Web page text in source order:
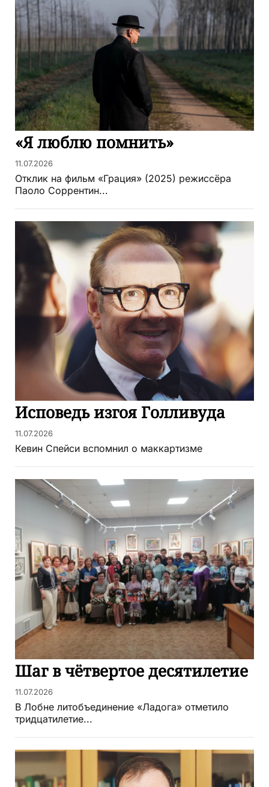
«Я люблю помнить»
11.07.2026
Отклик на фильм «Грация» (2025) режиссёра
Паоло Соррентин...
Исповедь изгоя Голливуда
11.07.2026
Кевин Спейси вспомнил о маккартизме
Шаг в чётвертое десятилетие
11.07.2026
В Лобне литобъединение «Ладога» отметило
тридцатилетие...